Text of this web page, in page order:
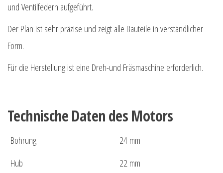
und Ventilfedern aufgeführt.
Der Plan ist sehr präzise und zeigt alle Bauteile in verständlicher
Form.
Für die Herstellung ist eine Dreh-und Fräsmaschine erforderlich.
Technische Daten des Motors
Bohrung
24 mm
Hub
22 mm